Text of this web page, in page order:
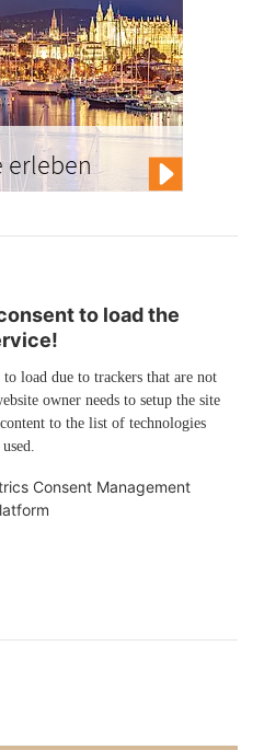
erleben
to load the
load due to trackers that are not
owner needs to setup the site
to the list of technologies
used.
Consent Management